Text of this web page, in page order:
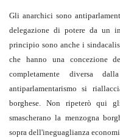
Gli anarchici sono
delegazione di potere da un
principio sono anche i
che hanno una concezione
completamente diversa
antiparlamentarismo si
borghese. Non ripeterò qui
smascherano la menzogna
sopra dell'ineguaglianza